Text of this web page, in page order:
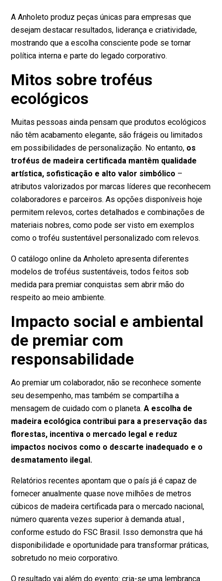
A Anholeto produz peças únicas para empresas que
desejam destacar resultados, liderança e criatividade,
mostrando que a escolha consciente pode se tornar
política interna e parte do legado corporativo.
Mitos sobre troféus
ecológicos
Muitas pessoas ainda pensam que produtos ecológicos
não têm acabamento elegante, são frágeis ou limitados
em possibilidades de personalização. No entanto, os
troféus de madeira certificada mantêm qualidade
artística, sofisticação e alto valor simbólico –
atributos valorizados por marcas líderes que reconhecem
colaboradores e parceiros. As opções disponíveis hoje
permitem relevos, cortes detalhados e combinações de
materiais nobres, como pode ser visto em exemplos
como o troféu sustentável personalizado com relevos.
O catálogo online da Anholeto apresenta diferentes
modelos de troféus sustentáveis, todos feitos sob
medida para premiar conquistas sem abrir mão do
respeito ao meio ambiente.
Impacto social e ambiental
de premiar com
responsabilidade
Ao premiar um colaborador, não se reconhece somente
seu desempenho, mas também se compartilha a
mensagem de cuidado com o planeta.A escolha de
madeira ecológica contribui para a preservação das
florestas, incentiva o mercado legal e reduz
impactos nocivos como o descarte inadequado e o
desmatamento ilegal.
Relatórios recentes apontam que o país já é capaz de
fornecer anualmente quase nove milhões de metros
cúbicos de madeira certificada para o mercado nacional,
número quarenta vezes superior à demanda atual,
conforme estudo do FSC Brasil. Isso demonstra que há
disponibilidade e oportunidade para transformar práticas,
sobretudo no meio corporativo.
O resultado vai além do evento: cria-se uma lembrança